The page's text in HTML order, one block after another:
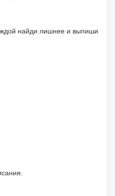
найди лишнее и выпиши